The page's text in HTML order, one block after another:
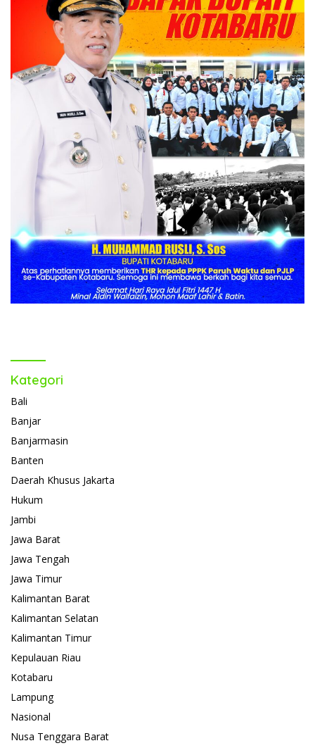
Kategori
Bali
Banjar
Banjarmasin
Banten
Daerah Khusus Jakarta
Hukum
Jambi
Jawa Barat
Jawa Tengah
Jawa Timur
Kalimantan Barat
Kalimantan Selatan
Kalimantan Timur
Kepulauan Riau
Kotabaru
Lampung
Nasional
Nusa Tenggara Barat